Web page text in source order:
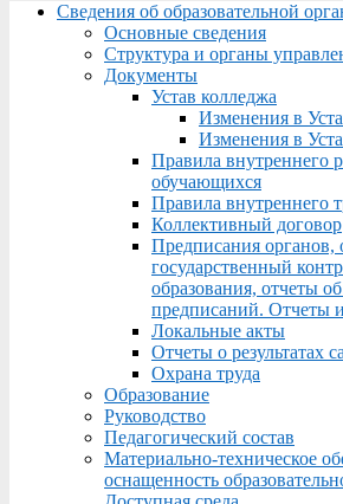
Menu
Сведения об образовательной
Основные сведения
Структура и органы
Документы
Устав колледжа
Изменения в
Изменения в
Правила внутреннего
обучающихся
Правила внутреннего
Коллективный договор
Предписания
государственный
образования, отчеты
предписаний. Отчеты
Локальные акты
Отчеты о результатах
Охрана труда
Образование
Руководство
Педагогический состав
Материально-техническое
оснащенность